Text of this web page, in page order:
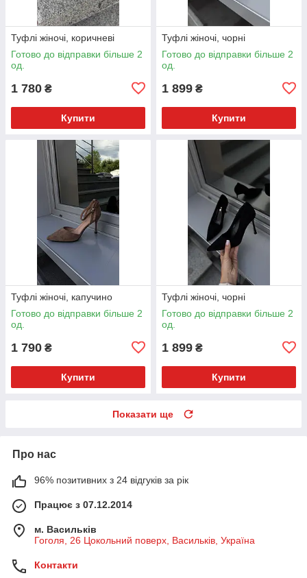
Туфлі жіночі, коричневі
Готово до відправки більше 2
од.
1 780 ₴
Купити
Туфлі жіночі, чорні
Готово до відправки більше 2
од.
1 899 ₴
Купити
Туфлі жіночі, капучино
Готово до відправки більше 2
од.
1 790 ₴
Купити
Туфлі жіночі, чорні
Готово до відправки більше 2
од.
1 899 ₴
Купити
Показати ще
Про нас
96% позитивних з 24 відгуків за рік
Працює з 07.12.2014
м. Васильків
Гоголя, 26 Цокольний поверх, Васильків, Україна
Контакти